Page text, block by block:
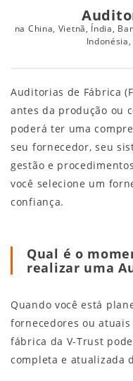
na China, Vietnã, Índia,
Auditorias de Fábrica
antes da produção ou
poderá ter uma
seu fornecedor, seu
gestão e
você selecione um
confiança.
Qual é o
realizar uma
Quando você está
fornecedores ou
fábrica da V-Trust
completa e atualizada